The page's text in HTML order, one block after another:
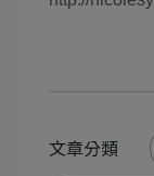
文章分類